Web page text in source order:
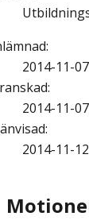
:
2014-11-07
:
2014-11-07
:
2014-11-12